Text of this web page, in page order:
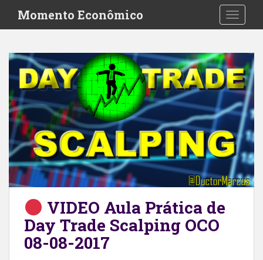
i
Momento Econômico
VIDEO Aula Prática de
Day Trade Scalping OCO
08-08-2017